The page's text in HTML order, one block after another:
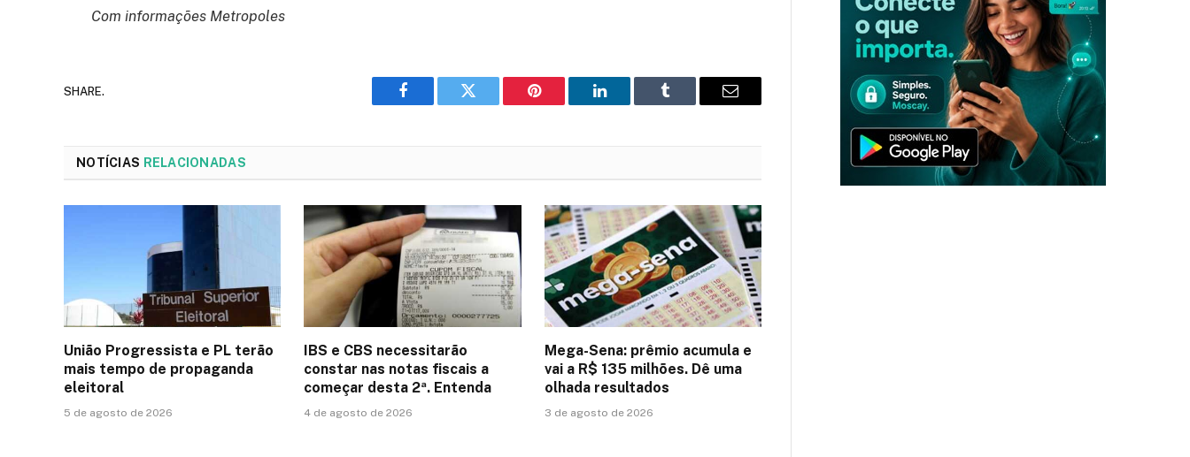
Com informações Metropoles
SHARE.
Facebook Twitter Pinterest LinkedIn Tumblr Email
NOTÍCIAS RELACIONADAS
União Progressista e PL terão
mais tempo de propaganda
eleitoral
5 de agosto de 2026
IBS e CBS necessitarão
constar nas notas fiscais a
começar desta 2ª. Entenda
4 de agosto de 2026
Mega-Sena: prêmio acumula e
vai a R$ 135 milhões. Dê uma
olhada resultados
3 de agosto de 2026